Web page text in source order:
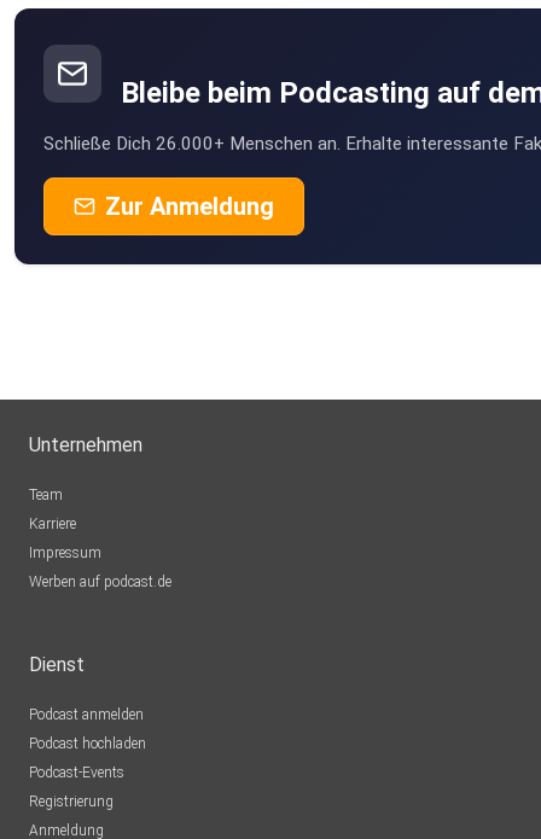
Bleibe beim Podcasting auf
Schließe Dich 26.000+ Menschen an. Erhalte interessante
Zur Anmeldung
Unternehmen
Team
Karriere
Impressum
Werben auf podcast.de
Dienst
Podcast anmelden
Podcast hochladen
Podcast-Events
Registrierung
Anmeldung